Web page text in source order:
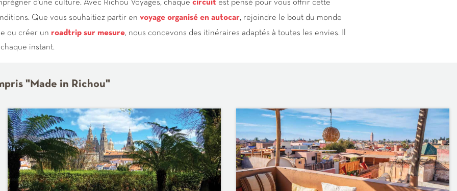
d'une culture. Avec Richou Voyages, chaque circuit est pensé pour vous offrir cette
Que vous souhaitiez partir en voyage organisé en autocar, rejoindre le bout du monde
ou créer un roadtrip sur mesure, nous concevons des itinéraires adaptés à toutes les envies. Il
instant.
"Made in Richou"